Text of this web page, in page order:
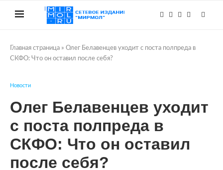
Главная страница » Олег Белавенцев уходит с поста полпреда в
СКФО: Что он оставил после себя?
Новости
Олег Белавенцев уходит
с поста полпреда в
СКФО: Что он оставил
после себя?